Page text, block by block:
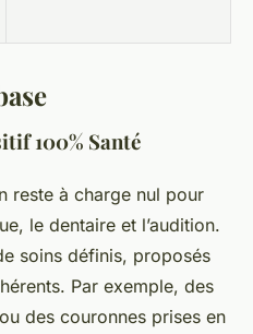
100% Santé
reste à charge nul pour
le dentaire et l’audition.
soins définis, proposés
Par exemple, des
des couronnes prises en